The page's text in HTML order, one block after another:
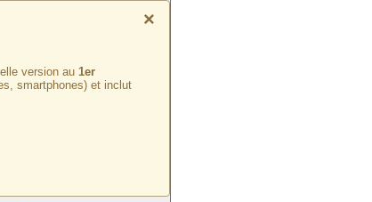
×
version au 1er
smartphones) et inclut